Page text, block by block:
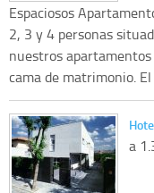
Espaciosos
2, 3 y 4 personas
nuestros
cama de matrimonio. El
a